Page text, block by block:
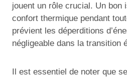
jouent un rôle crucial. Un bon
confort thermique pendant
prévient les déperditions
négligeable dans la transition
Il est essentiel de noter que